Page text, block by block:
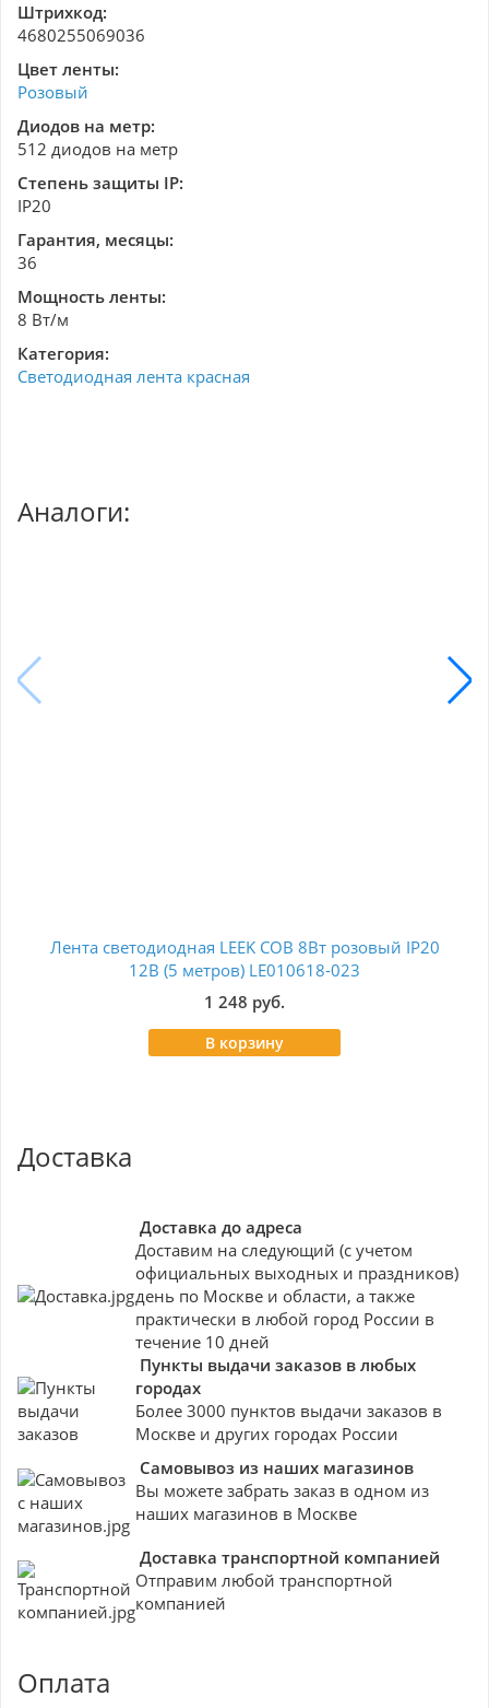
Штрихкод:
4680255069036
Цвет ленты:
Розовый
Диодов на метр:
512 диодов на метр
Степень защиты IP:
IP20
Гарантия, месяцы:
36
Мощность ленты:
8 Вт/м
Категория:
Светодиодная лента красная
Аналоги:
Лента светодиодная LEEK COB 8Вт розовый IP20
12В (5 метров) LE010618-023
1 248 руб.
В корзину
Доставка
Доставка до адреса
Доставим на следующий (с учетом
официальных выходных и праздников)
день по Москве и области, а также
практически в любой город России в
течение 10 дней
Пункты выдачи заказов в любых
городах
Более 3000 пунктов выдачи заказов в
Москве и других городах России
Самовывоз из наших магазинов
Вы можете забрать заказ в одном из
наших магазинов в Москве
Доставка транспортной компанией
Отправим любой транспортной
компанией
Оплата